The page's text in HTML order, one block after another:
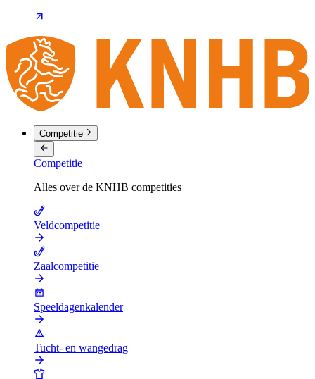
Competitie
Competitie
Alles over de KNHB competities
Veldcompetitie
Zaalcompetitie
Speeldagenkalender
Tucht- en wangedrag